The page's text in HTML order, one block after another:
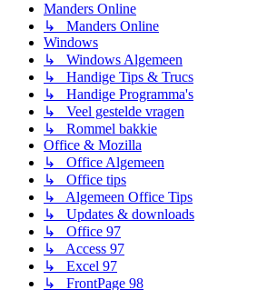
Manders Online
↳ Manders Online
Windows
↳ Windows Algemeen
↳ Handige Tips & Trucs
↳ Handige Programma's
↳ Veel gestelde vragen
↳ Rommel bakkie
Office & Mozilla
↳ Office Algemeen
↳ Office tips
↳ Algemeen Office Tips
↳ Updates & downloads
↳ Office 97
↳ Access 97
↳ Excel 97
↳ FrontPage 98